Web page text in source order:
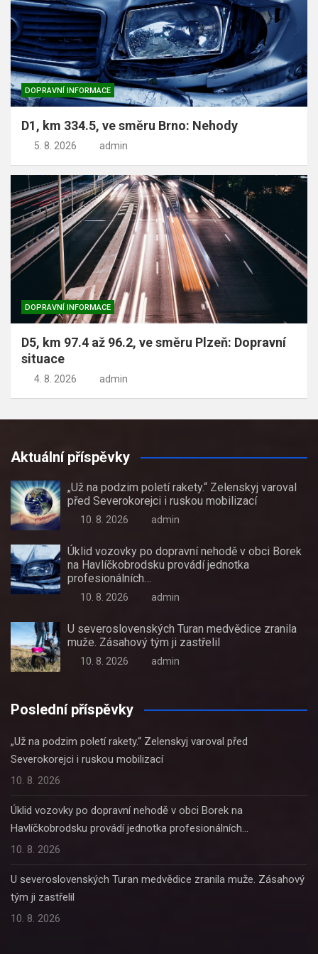
DOPRAVNÍ INFORMACE
D1, km 334.5, ve směru Brno: Nehody
5. 8. 2026 admin
DOPRAVNÍ INFORMACE
D5, km 97.4 až 96.2, ve směru Plzeň: Dopravní
situace
4. 8. 2026 admin
Aktuální příspěvky
„Už na podzim poletí rakety.“ Zelenskyj varoval
před Severokorejci i ruskou mobilizací
10. 8. 2026 admin
Úklid vozovky po dopravní nehodě v obci Borek
na Havlíčkobrodsku provádí jednotka
profesionálních…
10. 8. 2026 admin
U severoslovenských Turan medvědice zranila
muže. Zásahový tým ji zastřelil
10. 8. 2026 admin
Poslední příspěvky
„Už na podzim poletí rakety.“ Zelenskyj varoval před
Severokorejci i ruskou mobilizací
10. 8. 2026
Úklid vozovky po dopravní nehodě v obci Borek na
Havlíčkobrodsku provádí jednotka profesionálních…
10. 8. 2026
U severoslovenských Turan medvědice zranila muže. Zásahový
tým ji zastřelil
10. 8. 2026